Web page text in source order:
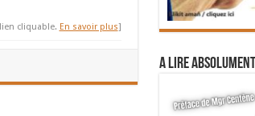
cliquable. En savoir plus]
A lire absolument